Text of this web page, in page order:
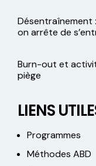
on arrête de
Burn-out et
piège
LIENS
Programmes
Méthodes ABD